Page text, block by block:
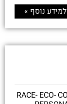
למידע נוסף »